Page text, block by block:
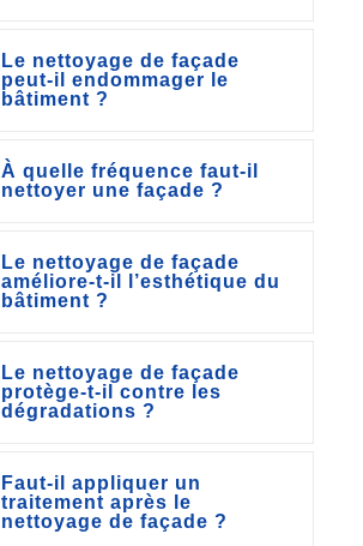
Le nettoyage de façade
peut-il endommager le
bâtiment ?
À quelle fréquence faut-il
nettoyer une façade ?
Le nettoyage de façade
améliore-t-il l’esthétique du
bâtiment ?
Le nettoyage de façade
protège-t-il contre les
dégradations ?
Faut-il appliquer un
traitement après le
nettoyage de façade ?